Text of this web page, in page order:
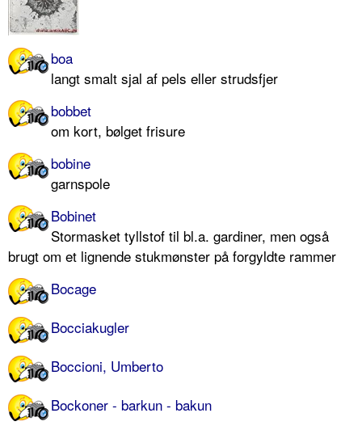
boa
langt smalt sjal af pels eller strudsfjer
bobbet
om kort, bølget frisure
bobine
garnspole
Bobinet
Stormasket tyllstof til bl.a. gardiner, men også
brugt om et lignende stukmønster på forgyldte rammer
Bocage
Bocciakugler
Boccioni, Umberto
Bockoner - barkun - bakun